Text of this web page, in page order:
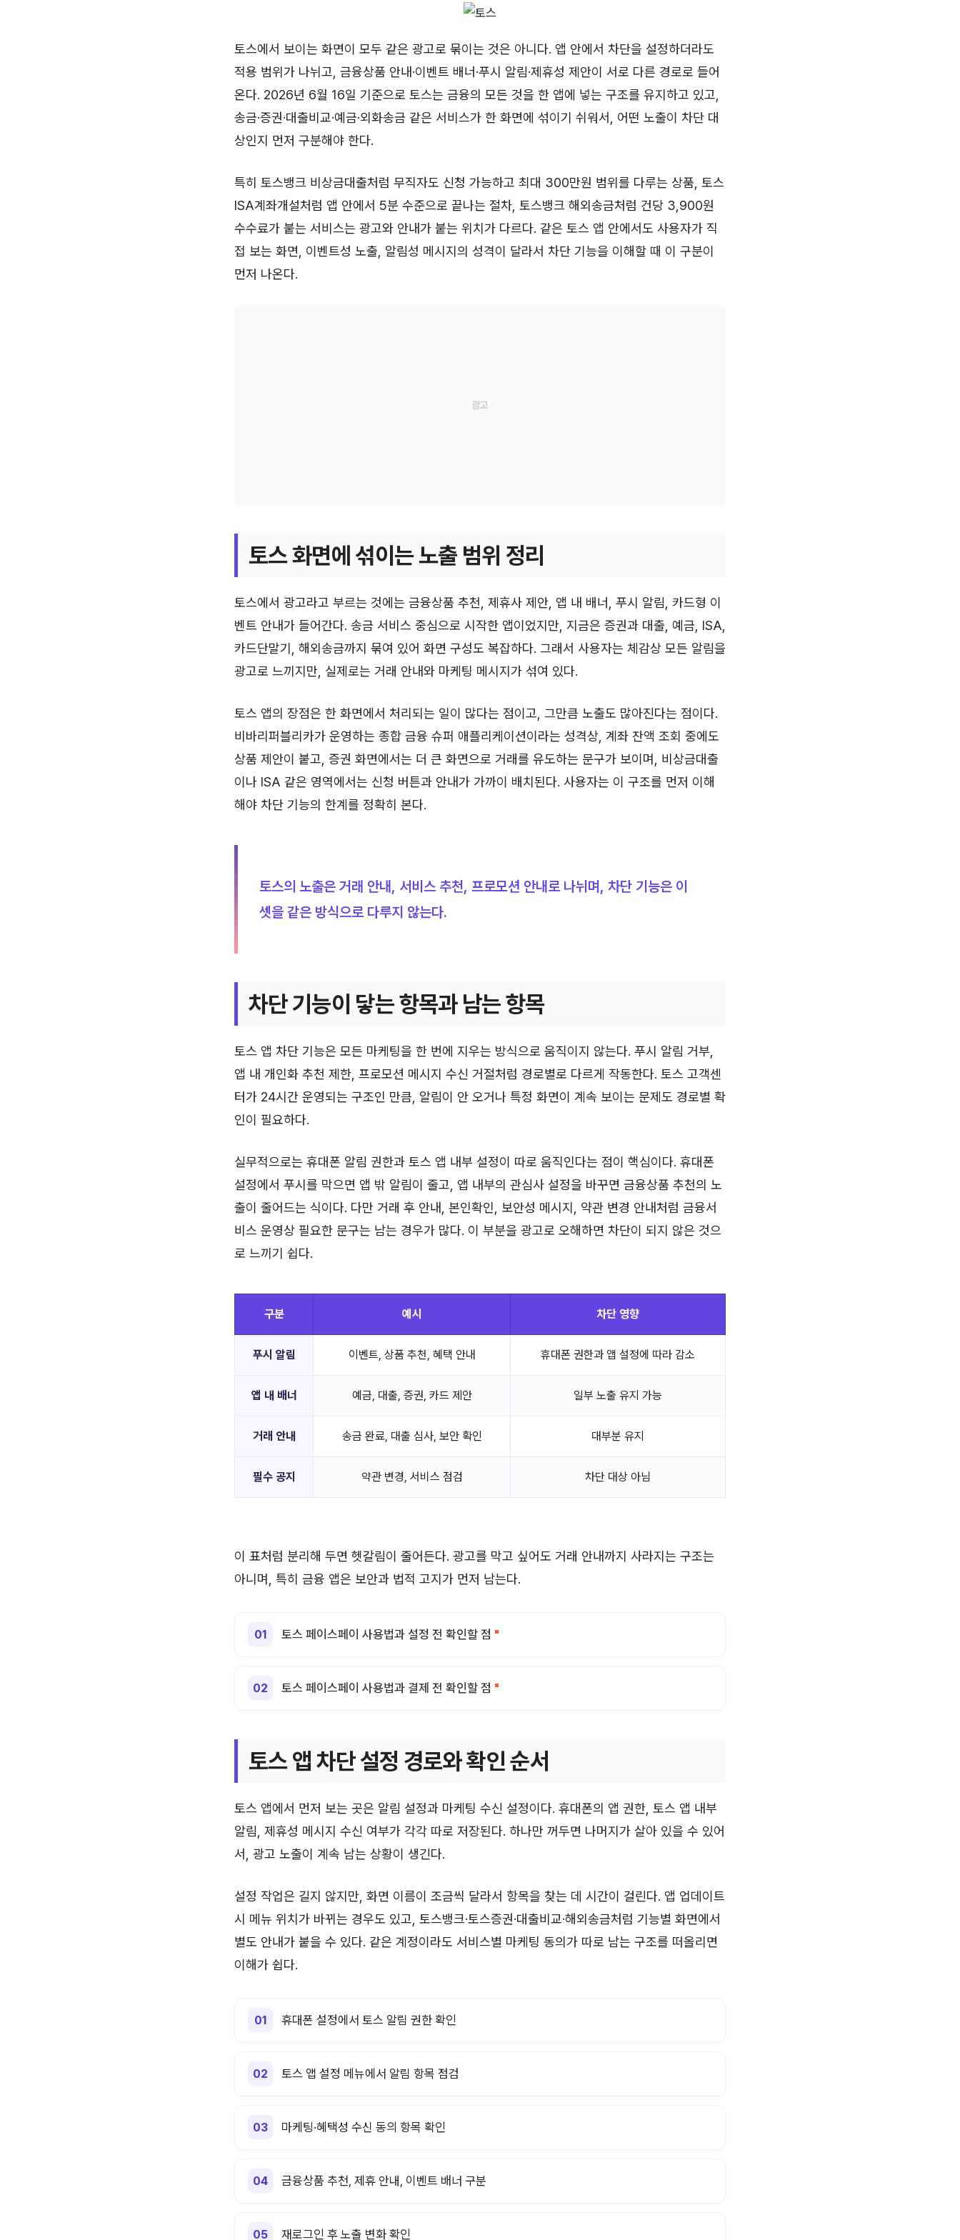
토스에서 보이는 화면이 모두 같은 광고로 묶이는 것은 아니다. 앱 안에서 차단을 설정하더라도
적용 범위가 나뉘고, 금융상품 안내·이벤트 배너·푸시 알림·제휴성 제안이 서로 다른 경로로 들어
온다. 2026년 6월 16일 기준으로 토스는 금융의 모든 것을 한 앱에 넣는 구조를 유지하고 있고,
송금·증권·대출비교·예금·외화송금 같은 서비스가 한 화면에 섞이기 쉬워서, 어떤 노출이 차단 대
상인지 먼저 구분해야 한다.
특히 토스뱅크 비상금대출처럼 무직자도 신청 가능하고 최대 300만원 범위를 다루는 상품, 토스
ISA계좌개설처럼 앱 안에서 5분 수준으로 끝나는 절차, 토스뱅크 해외송금처럼 건당 3,900원
수수료가 붙는 서비스는 광고와 안내가 붙는 위치가 다르다. 같은 토스 앱 안에서도 사용자가 직
접 보는 화면, 이벤트성 노출, 알림성 메시지의 성격이 달라서 차단 기능을 이해할 때 이 구분이
먼저 나온다.
토스 화면에 섞이는 노출 범위 정리
토스에서 광고라고 부르는 것에는 금융상품 추천, 제휴사 제안, 앱 내 배너, 푸시 알림, 카드형 이
벤트 안내가 들어간다. 송금 서비스 중심으로 시작한 앱이었지만, 지금은 증권과 대출, 예금, ISA,
카드단말기, 해외송금까지 묶여 있어 화면 구성도 복잡하다. 그래서 사용자는 체감상 모든 알림을
광고로 느끼지만, 실제로는 거래 안내와 마케팅 메시지가 섞여 있다.
토스 앱의 장점은 한 화면에서 처리되는 일이 많다는 점이고, 그만큼 노출도 많아진다는 점이다.
비바리퍼블리카가 운영하는 종합 금융 슈퍼 애플리케이션이라는 성격상, 계좌 잔액 조회 중에도
상품 제안이 붙고, 증권 화면에서는 더 큰 화면으로 거래를 유도하는 문구가 보이며, 비상금대출
이나 ISA 같은 영역에서는 신청 버튼과 안내가 가까이 배치된다. 사용자는 이 구조를 먼저 이해
해야 차단 기능의 한계를 정확히 본다.
토스의 노출은 거래 안내, 서비스 추천, 프로모션 안내로 나뉘며, 차단 기능은 이
셋을 같은 방식으로 다루지 않는다.
차단 기능이 닿는 항목과 남는 항목
토스 앱 차단 기능은 모든 마케팅을 한 번에 지우는 방식으로 움직이지 않는다. 푸시 알림 거부,
앱 내 개인화 추천 제한, 프로모션 메시지 수신 거절처럼 경로별로 다르게 작동한다. 토스 고객센
터가 24시간 운영되는 구조인 만큼, 알림이 안 오거나 특정 화면이 계속 보이는 문제도 경로별 확
인이 필요하다.
실무적으로는 휴대폰 알림 권한과 토스 앱 내부 설정이 따로 움직인다는 점이 핵심이다. 휴대폰
설정에서 푸시를 막으면 앱 밖 알림이 줄고, 앱 내부의 관심사 설정을 바꾸면 금융상품 추천의 노
출이 줄어드는 식이다. 다만 거래 후 안내, 본인확인, 보안성 메시지, 약관 변경 안내처럼 금융서
비스 운영상 필요한 문구는 남는 경우가 많다. 이 부분을 광고로 오해하면 차단이 되지 않은 것으
로 느끼기 쉽다.
구분 예시 차단 영향
푸시 알림 이벤트, 상품 추천, 혜택 안내 휴대폰 권한과 앱 설정에 따라 감소
앱 내 배너 예금, 대출, 증권, 카드 제안 일부 노출 유지 가능
거래 안내 송금 완료, 대출 심사, 보안 확인 대부분 유지
필수 공지 약관 변경, 서비스 점검 차단 대상 아님
이 표처럼 분리해 두면 헷갈림이 줄어든다. 광고를 막고 싶어도 거래 안내까지 사라지는 구조는
아니며, 특히 금융 앱은 보안과 법적 고지가 먼저 남는다.
토스 페이스페이 사용법과 설정 전 확인할 점
토스 페이스페이 사용법과 결제 전 확인할 점
토스 앱 차단 설정 경로와 확인 순서
토스 앱에서 먼저 보는 곳은 알림 설정과 마케팅 수신 설정이다. 휴대폰의 앱 권한, 토스 앱 내부
알림, 제휴성 메시지 수신 여부가 각각 따로 저장된다. 하나만 꺼두면 나머지가 살아 있을 수 있어
서, 광고 노출이 계속 남는 상황이 생긴다.
설정 작업은 길지 않지만, 화면 이름이 조금씩 달라서 항목을 찾는 데 시간이 걸린다. 앱 업데이트
시 메뉴 위치가 바뀌는 경우도 있고, 토스뱅크·토스증권·대출비교·해외송금처럼 기능별 화면에서
별도 안내가 붙을 수 있다. 같은 계정이라도 서비스별 마케팅 동의가 따로 남는 구조를 떠올리면
이해가 쉽다.
휴대폰 설정에서 토스 알림 권한 확인
토스 앱 설정 메뉴에서 알림 항목 점검
마케팅·혜택성 수신 동의 항목 확인
금융상품 추천, 제휴 안내, 이벤트 배너 구분
재로그인 후 노출 변화 확인